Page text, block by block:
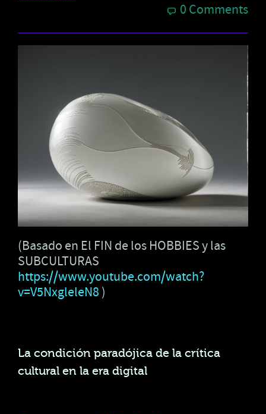
0 Comments
(Basado en El FIN de los HOBBIES y las
SUBCULTURAS
https://www.youtube.com/watch?
v=V5NxgleleN8 )
La condición paradójica de la crítica
cultural en la era digital